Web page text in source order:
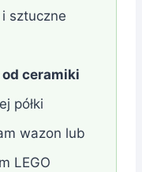
sztuczne
ceramiki
półki
wazon lub
LEGO